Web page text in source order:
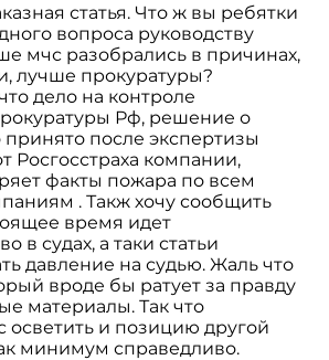
статья. Что ж вы ребятки
вопроса руководству
мчс разобрались в причинах,
лучше прокуратуры?
дело на контроле
Рф, решение о
после экспертизы
Росгосстраха компании,
факты пожара по всем
. Такж хочу сообщить
время идет
в судах, а таки статьи
давление на судью. Жаль что
вроде бы ратует за правду
материалы. Так что
осветить и позицию другой
минимум справедливо.